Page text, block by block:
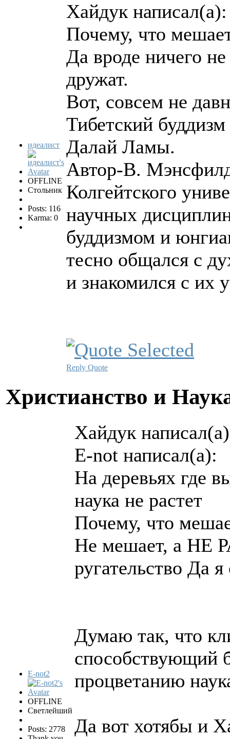
идеалист
OFFLINE
Стольник
Posts: 116
Karma: 0
Хайдук написал(а):
Почему, что
Да вроде ничего
дружат.
Вот, совсем не
Тибетский
Далай Ламы.
Автор-В.
Колгейтского
научных
буддизмом и
тесно общался с
и знакомился с их
Reply Quote
Христианство и
E-not2
OFFLINE
Светлейший
Posts: 2778
Хайдук
E-not написал(а):
На деревьях где
наука не растет
Почему, что
Не мешает, а НЕ
ругательство Да
Думаю так, что
способствующий
процветанию
Да вот хотябы и